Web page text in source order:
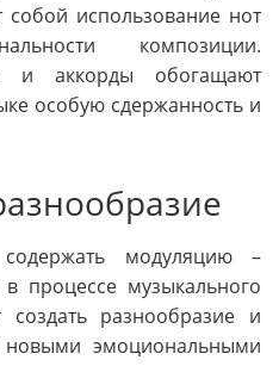
собой использование нот
композиции.
и аккорды обогащают
особую сдержанность и
модуляцию –
процессе музыкального
создать разнообразие и
эмоциональными